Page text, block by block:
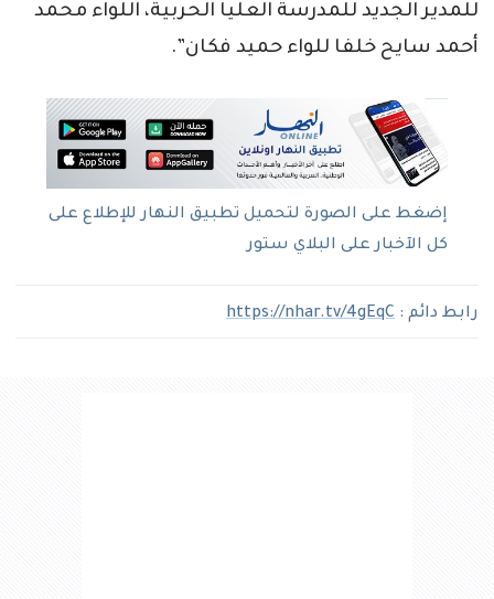
للمدير الجديد للمدرسة العليا الحربية، اللواء محمد
أحمد سايح خلفا للواء حميد فكان”.
إضغط على الصورة لتحميل تطبيق النهار للإطلاع على
كل الآخبار على البلاي ستور
رابط دائم : https://nhar.tv/4gEqC